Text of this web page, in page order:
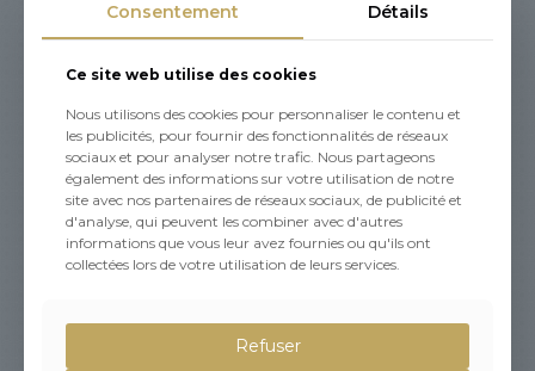
grenade, crème
5,40€– 43,20€Plage
de
prix :
5,40€
à
43,20€
Consentement Détails
Ce site web utilise des cookies
Nous utilisons des cookies pour personnaliser le contenu et
les publicités, pour fournir des fonctionnalités de réseaux
sociaux et pour analyser notre trafic. Nous partageons
également des informations sur votre utilisation de notre
site avec nos partenaires de réseaux sociaux, de publicité et
d'analyse, qui peuvent les combiner avec d'autres
informations que vous leur avez fournies ou qu'ils ont
collectées lors de votre utilisation de leurs services.
Refuser